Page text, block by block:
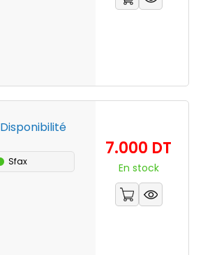
Disponibilité
Sfax
7.000 DT
En stock